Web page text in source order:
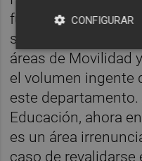
fundamental si se
separar la
áreas de Movilidad
el volumen ingente
este
Educación, ahora
es un área
caso de
CONFIGURAR